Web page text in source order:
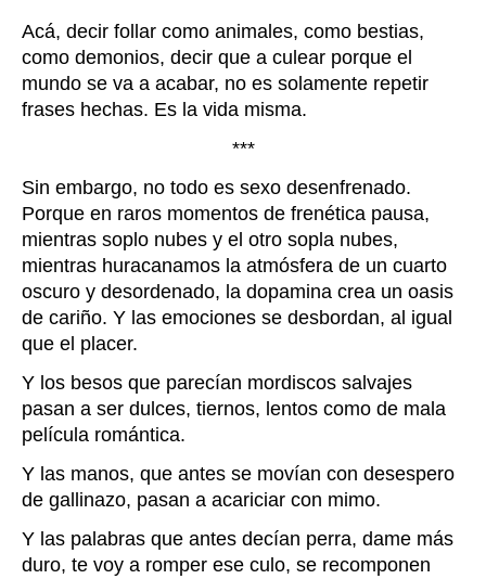
Acá, decir follar como animales, como bestias,
como demonios, decir que a culear porque el
mundo se va a acabar, no es solamente repetir
frases hechas. Es la vida misma.
***
Sin embargo, no todo es sexo desenfrenado.
Porque en raros momentos de frenética pausa,
mientras soplo nubes y el otro sopla nubes,
mientras huracanamos la atmósfera de un cuarto
oscuro y desordenado, la dopamina crea un oasis
de cariño. Y las emociones se desbordan, al igual
que el placer.
Y los besos que parecían mordiscos salvajes
pasan a ser dulces, tiernos, lentos como de mala
película romántica.
Y las manos, que antes se movían con desespero
de gallinazo, pasan a acariciar con mimo.
Y las palabras que antes decían perra, dame más
duro, te voy a romper ese culo, se recomponen